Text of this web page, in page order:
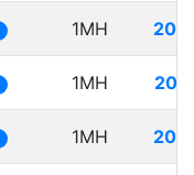
1MH
1MH
1MH